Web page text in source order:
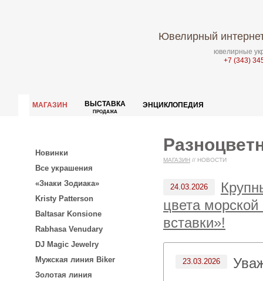
Ювелирный
ювелирные
+7 (343)
МАГАЗИН ВЫСТАВКА
ПРОДАЖА
ЭНЦИКЛОПЕДИЯ
Новинки
Все украшения
«Знаки Зодиака»
Kristy Patterson
Baltasar Konsione
Rabhasa Venudary
DJ Magic Jewelry
Мужская линия Biker
Золотая линия
МАГАЗИН // НОВОСТИ
24.03.2026
цвета
вставки»!
23.03.2026